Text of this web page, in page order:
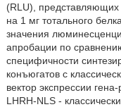
(RLU), представляющих
на 1 мг тотального
значения
апробации по
специфичности
конъюгатов с
вектор экспрессии
LHRH-NLS -